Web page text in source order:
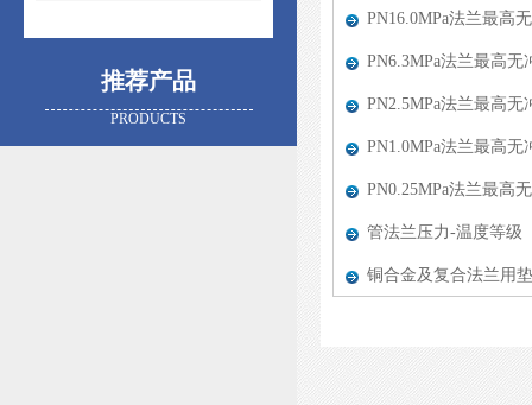
推荐产品
PRODUCTS
PN16.0MPa法兰最高
PN6.3MPa法兰最高
PN2.5MPa法兰最高
PN1.0MPa法兰最高无
PN0.25MPa法兰最高
管法兰压力-温度等级
铜合金及复合法兰用